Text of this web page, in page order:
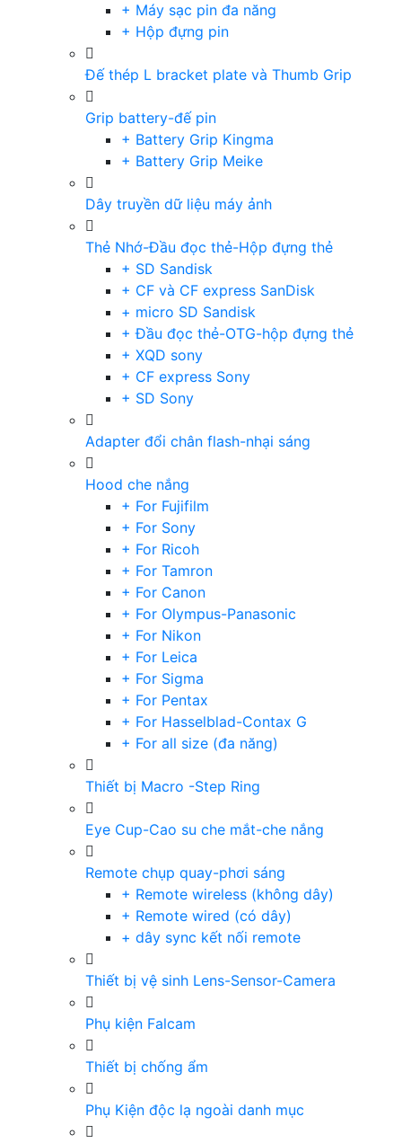
+ Máy sạc pin đa năng
+ Hộp đựng pin
Đế thép L bracket plate và Thumb Grip
Grip battery-đế pin
+ Battery Grip Kingma
+ Battery Grip Meike
Dây truyền dữ liệu máy ảnh
Thẻ Nhớ-Đầu đọc thẻ-Hộp đựng thẻ
+ SD Sandisk
+ CF và CF express SanDisk
+ micro SD Sandisk
+ Đầu đọc thẻ-OTG-hộp đựng thẻ
+ XQD sony
+ CF express Sony
+ SD Sony
Adapter đổi chân flash-nhại sáng
Hood che nắng
+ For Fujifilm
+ For Sony
+ For Ricoh
+ For Tamron
+ For Canon
+ For Olympus-Panasonic
+ For Nikon
+ For Leica
+ For Sigma
+ For Pentax
+ For Hasselblad-Contax G
+ For all size (đa năng)
Thiết bị Macro -Step Ring
Eye Cup-Cao su che mắt-che nắng
Remote chụp quay-phơi sáng
+ Remote wireless (không dây)
+ Remote wired (có dây)
+ dây sync kết nối remote
Thiết bị vệ sinh Lens-Sensor-Camera
Phụ kiện Falcam
Thiết bị chống ẩm
Phụ Kiện độc lạ ngoài danh mục